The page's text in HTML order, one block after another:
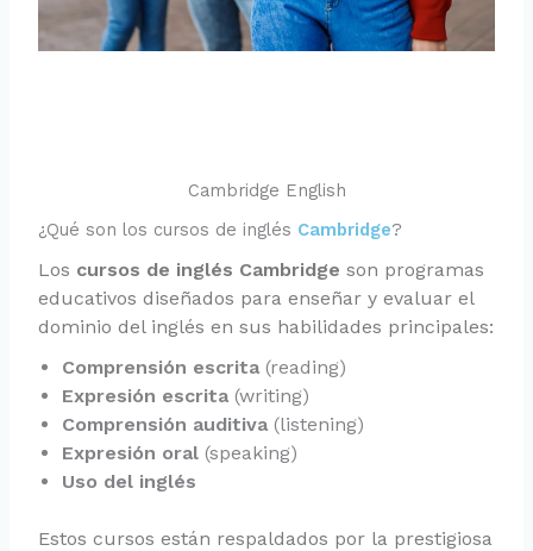
Cambridge English
¿Qué son los cursos de inglés Cambridge?
Los cursos de inglés Cambridge son programas
educativos diseñados para enseñar y evaluar el
dominio del inglés en sus habilidades principales:
Comprensión escrita (reading)
Expresión escrita (writing)
Comprensión auditiva (listening)
Expresión oral (speaking)
Uso del inglés
Estos cursos están respaldados por la prestigiosa